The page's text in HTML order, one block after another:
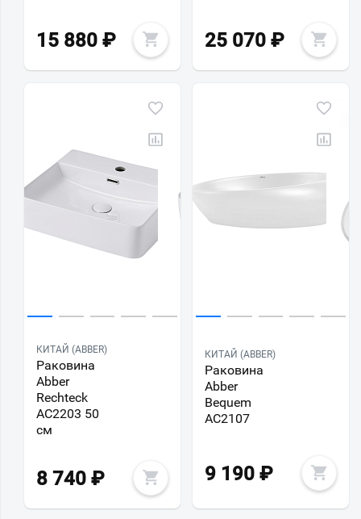
15 880 ₽ 25 070 ₽
КИТАЙ (ABBER)
Раковина
Abber
Rechteck
AC2203 50
см
8 740 ₽
КИТАЙ (ABBER)
Раковина
Abber
Bequem
AC2107
9 190 ₽